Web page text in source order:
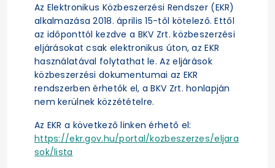
Az Elektronikus Közbeszerzési Rendszer (EKR)
alkalmazása 2018. április 15-től kötelező. Ettől
az időponttól kezdve a BKV Zrt. közbeszerzési
eljárásokat csak elektronikus úton, az EKR
használatával folytathat le. Az eljárások
közbeszerzési dokumentumai az EKR
rendszerben érhetők el, a BKV Zrt. honlapján
nem kerülnek közzétételre.
Az EKR a következő linken érhető el:
https://ekr.gov.hu/portal/kozbeszerzes/eljara
sok/lista